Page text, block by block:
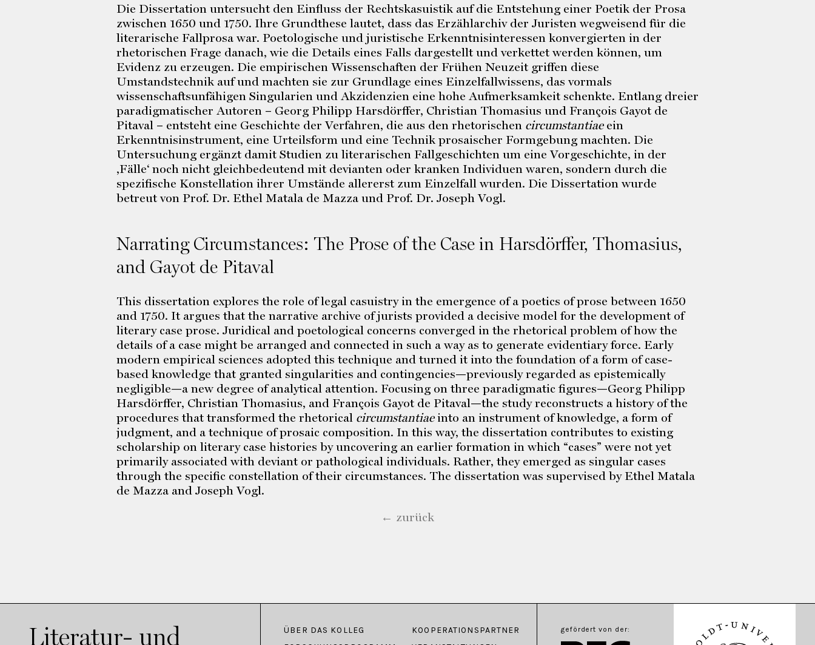
Die Dissertation untersucht den Einfluss der Rechtskasuistik auf die Entstehung einer Poetik der Prosa
zwischen 1650 und 1750. Ihre Grundthese lautet, dass das Erzählarchiv der Juristen wegweisend für die
literarische Fallprosa war. Poetologische und juristische Erkenntnisinteressen konvergierten in der
rhetorischen Frage danach, wie die Details eines Falls dargestellt und verkettet werden können, um
Evidenz zu erzeugen. Die empirischen Wissenschaften der Frühen Neuzeit griffen diese
Umstandstechnik auf und machten sie zur Grundlage eines Einzelfallwissens, das vormals
wissenschaftsunfähigen Singularien und Akzidenzien eine hohe Aufmerksamkeit schenkte. Entlang dreier
paradigmatischer Autoren – Georg Philipp Harsdörffer, Christian Thomasius und François Gayot de
Pitaval – entsteht eine Geschichte der Verfahren, die aus den rhetorischen circumstantiaeein
Erkenntnisinstrument, eine Urteilsform und eine Technik prosaischer Formgebung machten. Die
Untersuchung ergänzt damit Studien zu literarischen Fallgeschichten um eine Vorgeschichte, in der
,Fälle‘ noch nicht gleichbedeutend mit devianten oder kranken Individuen waren, sondern durch die
spezifische Konstellation ihrer Umstände allererst zum Einzelfall wurden. Die Dissertation wurde
betreut von Prof. Dr. Ethel Matala de Mazza und Prof. Dr. Joseph Vogl.
Narrating Circumstances: The Prose of the Case in Harsdörffer, Thomasius,
and Gayot de Pitaval
This dissertation explores the role of legal casuistry in the emergence of a poetics of prose between 1650
and 1750. It argues that the narrative archive of jurists provided a decisive model for the development of
literary case prose. Juridical and poetological concerns converged in the rhetorical problem of how the
details of a case might be arranged and connected in such a way as to generate evidentiary force. Early
modern empirical sciences adopted this technique and turned it into the foundation of a form of case-
based knowledge that granted singularities and contingencies—previously regarded as epistemically
negligible—a new degree of analytical attention. Focusing on three paradigmatic figures—Georg Philipp
Harsdörffer, Christian Thomasius, and François Gayot de Pitaval—the study reconstructs a history of the
procedures that transformed the rhetorical circumstantiaeinto an instrument of knowledge, a form of
judgment, and a technique of prosaic composition. In this way, the dissertation contributes to existing
scholarship on literary case histories by uncovering an earlier formation in which “cases” were not yet
primarily associated with deviant or pathological individuals. Rather, they emerged as singular cases
through the specific constellation of their circumstances. The dissertation was supervised by Ethel Matala
de Mazza and Joseph Vogl.
← zurück
Literatur- und
ÜBER DAS KOLLEG
KOOPERATIONSPARTNER
gefördert von der: